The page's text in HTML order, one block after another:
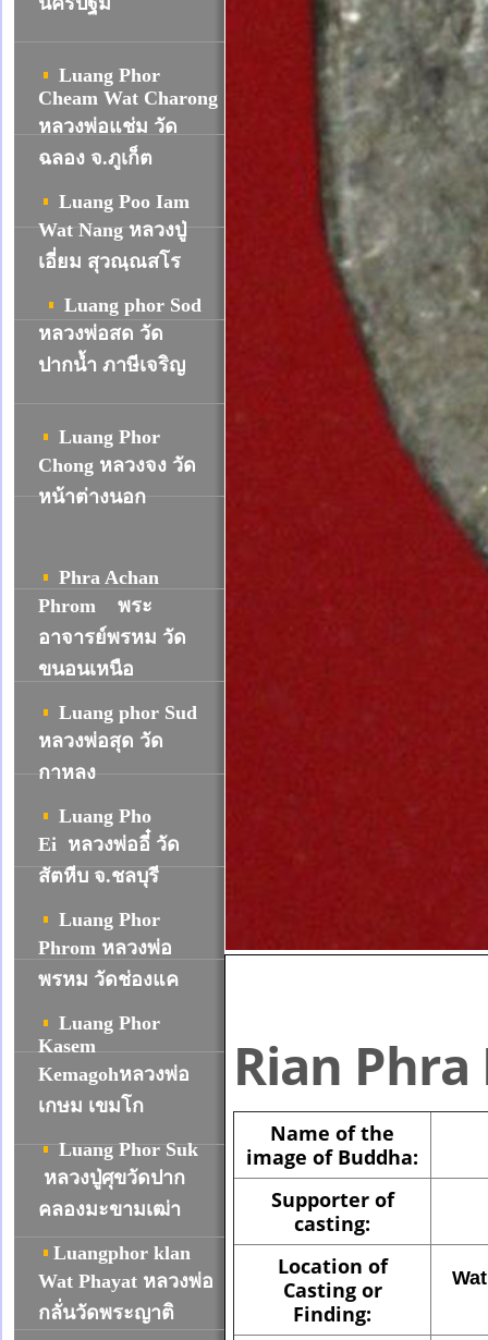
Luang Phor
Cheam Wat Charong
หลวงพ่อแช่ม วัด
ฉลอง จ.ภูเก็ต
Luang Poo Iam
Wat Nang หลวงปู่
เอี่ยม สุวณฺณสโร
Luang phor Sod
หลวงพ่อสด วัด
ปากน้ำ ภาษีเจริญ
Luang Phor
Chong หลวงจง วัด
หน้าต่างนอก
Phra Achan
Phrom พระ
อาจารย์พรหม วัด
ขนอนเหนือ
Luang phor Sud
หลวงพ่อสุด วัด
กาหลง
Luang Pho
Ei หลวงพ่ออี๋ วัด
สัตหีบ จ.ชลบุรี
Luang Phor
Phrom หลวงพ่อ
พรหม วัดช่องแค
Luang Phor
Kasem
Kemagohหลวงพ่อ
เกษม เขมโก
Luang Phor Suk
หลวงปู่ศุขวัดปาก
คลองมะขามเฒ่า
Luangphor klan
Wat Phayat หลวงพ่อ
กลั่นวัดพระญาติ
Rian
Name of the
image of Buddha:
Supporter of
casting:
Location of
Casting or
Finding: